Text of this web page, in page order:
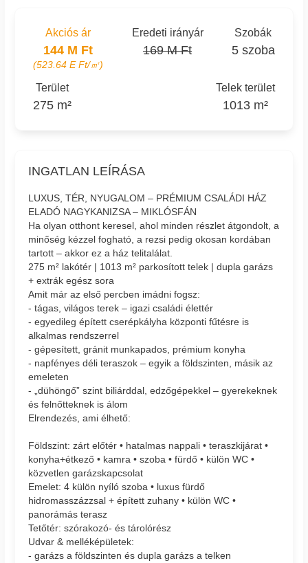
Akciós ár
144 M Ft
(523.64 E Ft/㎡)
Eredeti irányár
169 M Ft
Szobák
5 szoba
Terület
275 m²
Telek terület
1013 m²
INGATLAN LEÍRÁSA
LUXUS, TÉR, NYUGALOM – PRÉMIUM CSALÁDI HÁZ
ELADÓ NAGYKANIZSA – MIKLÓSFÁN
Ha olyan otthont keresel, ahol minden részlet átgondolt, a
minőség kézzel fogható, a rezsi pedig okosan kordában
tartott – akkor ez a ház telitalálat.
275 m² lakótér | 1013 m² parkosított telek | dupla garázs
+ extrák egész sora
Amit már az első percben imádni fogsz:
- tágas, világos terek – igazi családi élettér
- egyedileg épített cserépkályha központi fűtésre is
alkalmas rendszerrel
- gépesített, gránit munkapados, prémium konyha
- napfényes déli teraszok – egyik a földszinten, másik az
emeleten
- „dühöngő” szint biliárddal, edzőgépekkel – gyerekeknek
és felnőtteknek is álom
Elrendezés, ami élhető:
Földszint: zárt előtér • hatalmas nappali • teraszkijárat •
konyha+étkező • kamra • szoba • fürdő • külön WC •
közvetlen garázskapcsolat
Emelet: 4 külön nyíló szoba • luxus fürdő
hidromasszázzsal + épített zuhany • külön WC •
panorámás terasz
Tetőtér: szórakozó- és tárolórész
Udvar & melléképületek:
- garázs a földszinten és dupla garázs a telken